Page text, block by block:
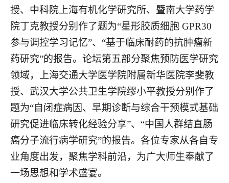
授、中科院上海有机化学研究所、暨南大学药学
院丁克教授分别作了题为“星形胶质细胞 GPR30
参与调控学习记忆”、“基于临床耐药的抗肿瘤新
药研究”的报告。论坛第五部分聚焦预防医学研究
领域，上海交通大学医学院附属新华医院李斐教
授、武汉大学公共卫生学院缪小平教授分别作了
题为“自闭症病因、早期诊断与综合干预模式基础
研究促进临床转化经验分享”、“中国人群结直肠
癌分子流行病学研究”的报告。各位专家从各自专
业角度出发，聚焦学科前沿，为广大师生奉献了
一场思想和学术盛宴。